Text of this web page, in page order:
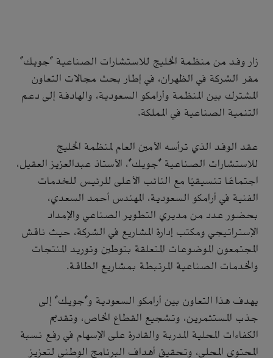
زار وفد من منظمة الخليج للاستشارات الصناعية "جويك"
مقر الشركة في الظهران، في إطار بحث مجالات التعاون
المشترك بين المنظمة وأرامكو السعودية، والهادفة إلى دعم
التنمية الصناعية في المملكة.
عقد الوفد الذي ترأسه الأمين العام لمنظمة الخليج
للاستشارات الصناعية "جويك"، الأستاذ عبدالعزيز العقيل،
اجتماعًا تنسيقيًا مع النائب الأعلى للرئيس للخدمات
الفنية في أرامكو السعودية، المهندس أحمد السعدي،
بحضور عدد من مديري التطوير الصناعي والإمداد
الإستراتيجي ومكتب إدارة المشاريع في الشركة، حيث ناقش
المجتمعون الموضوعات المتعلقة بتوطين وتوريد المنتجات
والخدمات الصناعية المرتبطة بمشاريع الطاقة.
يهدف هذا التعاون بين أرامكو السعودية و"جويك" إلى
جذب المستثمرين، وتشجيع القطاع الخاص، وتقديم
الكفاءات المحلية المدربة والقادرة على الإسهام في رفع نسبة
المحتوى المحلي، وتحقيق أهداف البرنامج الوطني لتعزيز